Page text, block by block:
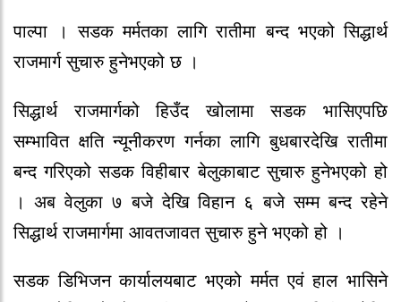
पाल्पा । सडक मर्मतका लागि रातीमा बन्द भएको सिद्धार्थ
राजमार्ग सुचारु हुनेभएको छ ।
सिद्धार्थ राजमार्गको हिउँद खोलामा सडक भासिएपछि
सम्भावित क्षति न्यूनीकरण गर्नका लागि बुधबारदेखि रातीमा
बन्द गरिएको सडक विहीबार बेलुकाबाट सुचारु हुनेभएको हो
। अब वेलुका ७ बजे देखि विहान ६ बजे सम्म बन्द रहेने
सिद्धार्थ राजमार्गमा आवतजावत सुचारु हुने भएको हो ।
सडक डिभिजन कार्यालयबाट भएको मर्मत एवं हाल भासिने